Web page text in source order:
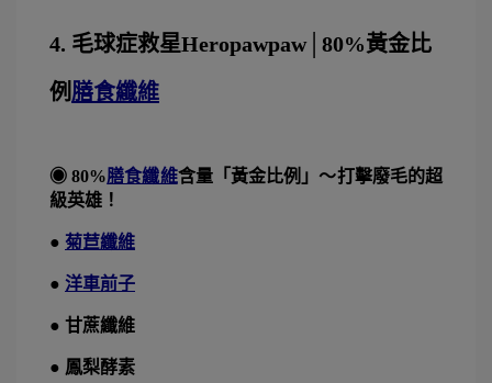
4. 毛球症救星Heropawpaw│80%黃金比
例 膳食纖維
◉ 80%膳食纖維含量「黃金比例」～打擊廢毛的超
級英雄！
● 菊苣纖維
● 洋車前子
● 甘蔗纖維
● 鳳梨酵素